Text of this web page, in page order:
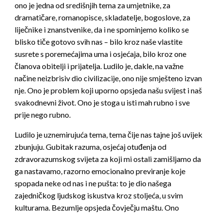
ono je jedna od središnjih tema za umjetnike, za
dramatičare, romanopisce, skladatelje, bogoslove, za
liječnike i znanstvenike, da i ne spominjemo koliko se
blisko tiče gotovo svih nas – bilo kroz naše vlastite
susrete s poremećajima uma i osjećaja, bilo kroz one
članova obitelji i prijatelja. Ludilo je, dakle, na važne
načine neizbrisiv dio civilizacije, ono nije smješteno izvan
nje. Ono je problem koji uporno opsjeda našu svijest i naš
svakodnevni život. Ono je stoga u isti mah rubno i sve
prije nego rubno.
Ludilo je uznemirujuća tema, tema čije nas tajne još uvijek
zbunjuju. Gubitak razuma, osjećaj otuđenja od
zdravorazumskog svijeta za koji mi ostali zamišljamo da
ga nastavamo, razorno emocionalno previranje koje
spopada neke od nas i ne pušta: to je dio našega
zajedničkog ljudskog iskustva kroz stoljeća, u svim
kulturama. Bezumlje opsjeda čovječju maštu. Ono